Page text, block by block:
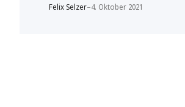
Felix Selzer–4. Oktober 2021